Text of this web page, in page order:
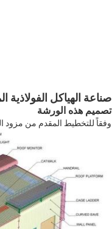
صناعة الهياكل الفولاذية
تصميم هذه الورشة
وفقاً للتخطيط المقدم من مزود